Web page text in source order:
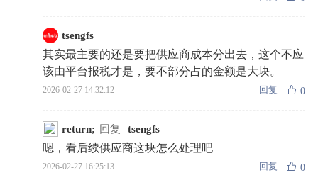
tsengfs
其实最主要的还是要把供应商成本分出去，这个不应
该由平台报税才是，要不部分占的金额是大块。
2026-02-27 14:32:12 回复 0
return; 回复 tsengfs
嗯，看后续供应商这块怎么处理吧
2026-02-27 16:25:13 回复 0